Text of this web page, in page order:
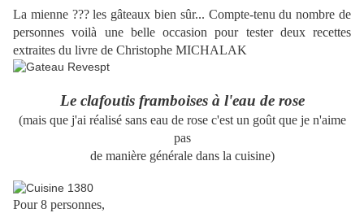
La mienne ??? les gâteaux bien sûr... Compte-tenu du nombre de
personnes voilà une belle occasion pour tester deux recettes
extraites du livre de Christophe MICHALAK
Le clafoutis framboises à l'eau de rose
(mais que j'ai réalisé sans eau de rose c'est un goût que je n'aime
pas
de manière générale dans la cuisine)
Pour 8 personnes,